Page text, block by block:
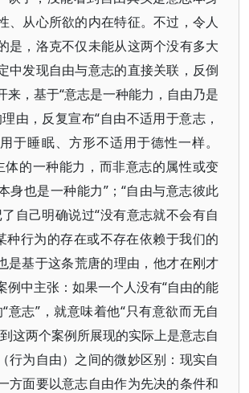
、从心所欲的内在特征。不过，令人
是，洛克不仅未能从这两个没有多大
中发现自由与意志的直接关联，反倒
来，基于“意志是一种能力，自由乃是
由，反复宣布“自由不适用于意志，
于睡眠、方形不适用于德性一样。
的一种能力，而非意志的属性或变
身也是一种能力”；“自由与意志彼此
自己明确说过“没有意志就不会有自
种行为的存在或不存在依赖于我们的
基于这条荒唐的理由，他才在刚才
例中主张：如果一个人没有“自由的能
意志”，就意味着他“只有意欲而无自
这两个案例所展现的实际上是意志自
行为自由）之间的微妙区别：现实自
方面要以意志自由作为先决的条件和